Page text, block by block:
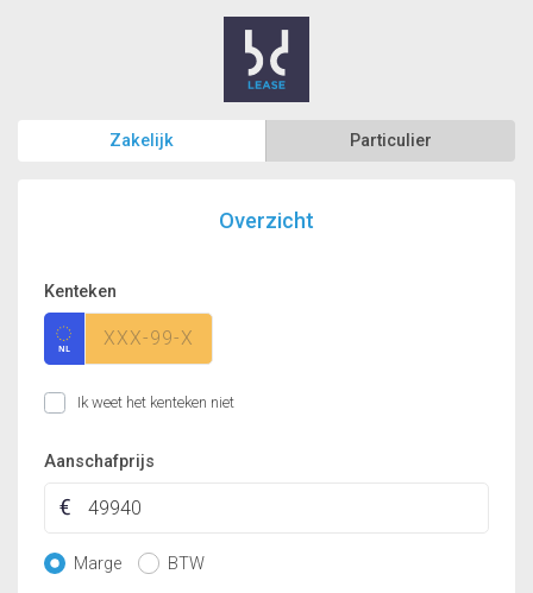
Zakelijk Particulier
Overzicht
Kenteken
Ik weet het kenteken niet
Aanschafprijs
Marge BTW